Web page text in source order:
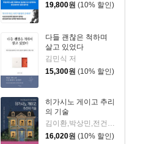
19,800원 (10% 할인)
다들 괜찮은 척하며
살고 있었다
김민식 저
15,300원 (10% 할인)
히가시노 게이고 추리
의 기술
16,020원 (10% 할인)